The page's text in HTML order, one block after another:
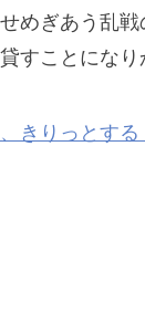
めぎあう乱
すことにな
きりっとす